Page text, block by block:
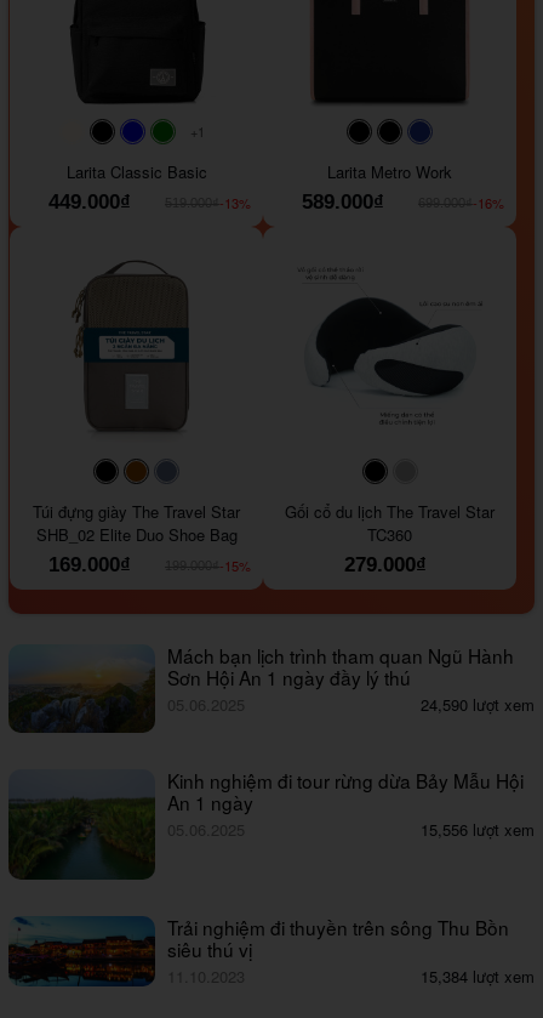
#faf0e6
#000000#0000FF#008000
+1
Larita Classic Basic
449.000₫
-13%
#000000#000000
Larita Metro Work
589.000₫
-16%
#000000#964B00
Túi đựng giày The Travel Star
SHB_02 Elite Duo Shoe Bag
169.000₫
-15%
#000000
Gối cổ du lịch The Travel Star
TC360
279.000₫
Mách bạn lịch trình tham quan Ngũ Hành
Sơn Hội An 1 ngày đầy lý thú
05.06.2025 24,590 lượt xem
Kinh nghiệm đi tour rừng dừa Bảy Mẫu Hội
An 1 ngày
05.06.2025 15,556 lượt xem
Trải nghiệm đi thuyền trên sông Thu Bồn
siêu thú vị
15,384 lượt xem